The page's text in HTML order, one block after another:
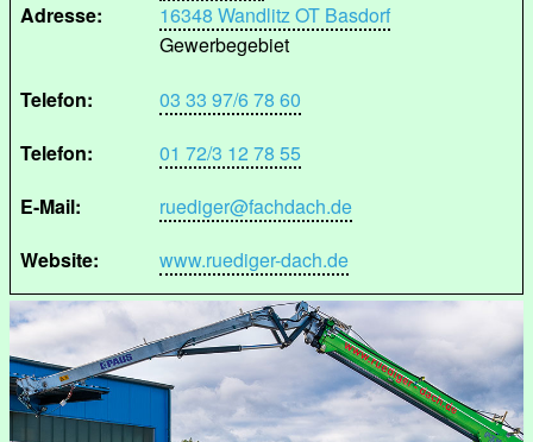
Adresse:
16348 Wandlitz OT Basdorf
Gewerbegebiet
Telefon:
03 33 97/6 78 60
Telefon:
01 72/3 12 78 55
E-Mail:
ruediger@fachdach.de
Website:
www.ruediger-dach.de